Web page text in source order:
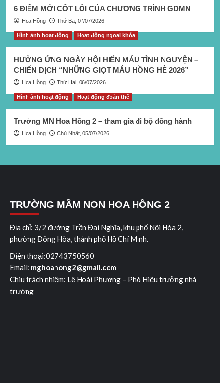
6 ĐIỂM MỚI CỐT LÕI CỦA CHƯƠNG TRÌNH GDMN
Hoa Hồng Thứ Ba, 07/07/2026
Hình ảnh hoạt động Hoạt động ngoại khóa
HƯỞNG ỨNG NGÀY HỘI HIẾN MÁU TÌNH NGUYỆN –
CHIẾN DỊCH “NHỮNG GIỌT MÁU HỒNG HÈ 2026”
Hoa Hồng Thứ Hai, 06/07/2026
Hình ảnh hoạt động Hoạt động đoàn thể
Trường MN Hoa Hồng 2 – tham gia đi bộ đồng hành
Hoa Hồng Chủ Nhật, 05/07/2026
TRƯỜNG MẦM NON HOA HỒNG 2
Địa chỉ: 3/2 đường Trần Đại Nghĩa, khu phố Nội Hóa 2,
phường Đông Hòa, thành phố Hồ Chí Minh.
Điện thoại:02743750560
Email: mghoahong2@gmail.com
Chiu trách nhiệm: Lê Hoài Ph­ương – Phó Hiệu trưởng nhà
trường